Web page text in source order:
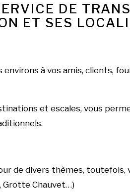
DE
ET SES
environs à vos amis, clients,
et escales, vous
de divers thèmes, toutefois,
Grotte Chauvet…)